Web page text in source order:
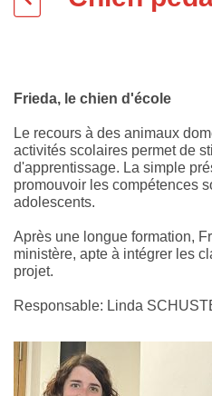
Frieda, le chien d'école
Le recours à des animaux
activités scolaires permet de
d'apprentissage. La simple
promouvoir les compétences
adolescents.
Après une longue formation,
ministère, apte à intégrer les
projet.
Responsable: Linda